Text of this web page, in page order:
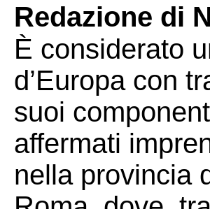
Redazione di
È considerato
d’Europa con
suoi
affermati
nella provincia